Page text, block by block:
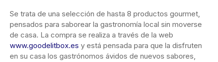
Se trata de una selección de hasta 8 productos gourmet,
pensados para saborear la gastronomía local sin moverse
de casa. La compra se realiza a través de la web
www.goodelitbox.es y está pensada para que la disfruten
en su casa los gastrónomos ávidos de nuevos sabores,